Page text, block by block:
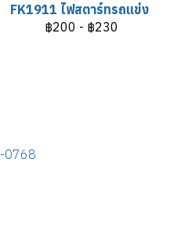
FK1911 ไฟสตาร์ทรถแข่ง
฿200 - ฿230
0768